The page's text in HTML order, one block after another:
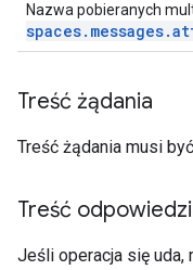
Nazwa pobieranych
Treść żądania
Treść żądania musi
Treść odpowiedzi
Jeśli operacja się